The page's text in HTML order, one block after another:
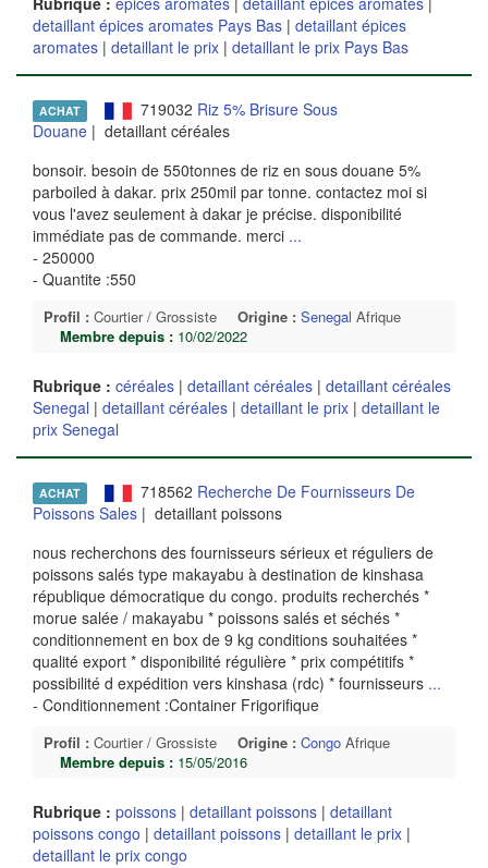
detaillant épices aromates Pays Bas | detaillant épices
aromates | detaillant le prix | detaillant le prix Pays Bas
ACHAT 719032 Riz 5% Brisure Sous
Douane | detaillant céréales
bonsoir. besoin de 550tonnes de riz en sous douane 5%
parboiled à dakar. prix 250mil par tonne. contactez moi si
vous l'avez seulement à dakar je précise. disponibilité
immédiate pas de commande. merci ...
- 250000
- Quantite :550
Profil : Courtier / Grossiste Origine : Senegal Afrique
Membre depuis : 10/02/2022
Rubrique : céréales | detaillant céréales | detaillant céréales
Senegal | detaillant céréales | detaillant le prix | detaillant le
prix Senegal
ACHAT 718562 Recherche De Fournisseurs De
Poissons Sales | detaillant poissons
nous recherchons des fournisseurs sérieux et réguliers de
poissons salés type makayabu à destination de kinshasa
république démocratique du congo. produits recherchés *
morue salée / makayabu * poissons salés et séchés *
conditionnement en box de 9 kg conditions souhaitées *
qualité export * disponibilité régulière * prix compétitifs *
possibilité d expédition vers kinshasa (rdc) * fournisseurs ...
- Conditionnement :Container Frigorifique
Profil : Courtier / Grossiste Origine : Congo Afrique
Membre depuis : 15/05/2016
Rubrique : poissons | detaillant poissons | detaillant
poissons congo | detaillant poissons | detaillant le prix |
detaillant le prix congo